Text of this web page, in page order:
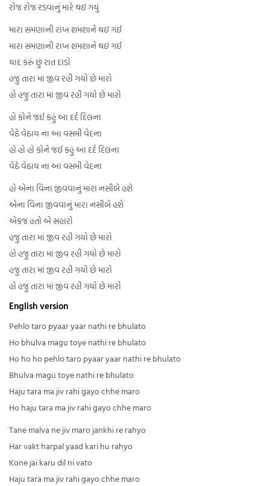
રોજ રોજ રડવાનું મારે થઇ ગયું
મારા સમણાની રાખ શમશાને થઇ ગઈ
મારા સમણાની રાખ શમશાને થઇ ગઈ
યાદ કરું છું રાત દાડો
હજુ તારા માં જીવ રહી ગયો છે મારો
હો હજુ તારા માં જીવ રહી ગયો છે મારો
હો કોને જઈ કહું આ દર્દ દિલના
વેઠે વેઠાય ના આ વસમી વેદના
હો હો હો કોને જઈ કહું આ દર્દ દિલના
વેઠે વેઠાય ના આ વસમી વેદના
હો એના વિના જીવવાનું મારા નસીબે હશે
એના વિના જીવવાનું મારા નસીબે હશે
એકજ હતો એ સહારો
હજુ તારા માં જીવ રહી ગયો છે મારો
હો હજુ તારા માં જીવ રહી ગયો છે મારો
હજુ તારા માં જીવ રહી ગયો છે મારો
હો હજુ તારા માં જીવ રહી ગયો છે મારો
English version
Pehlo taro pyaar yaar nathi re bhulato
Ho bhulva magu toye nathi re bhulato
Ho ho ho pehlo taro pyaar yaar nathi re bhulato
Bhulva magu toye nathi re bhulato
Haju tara ma jiv rahi gayo chhe maro
Ho haju tara ma jiv rahi gayo chhe maro
Tane malva ne jiv maro jankhi re rahyo
Har vakt harpal yaad kari hu rahyo
Kone jai karu dil ni vato
Haju tara ma jiv rahi gayo chhe maro